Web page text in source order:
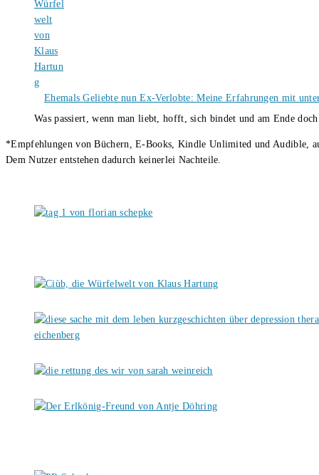
Ehemals Geliebte nun Ex-Verlobte: Meine Erfahrungen mit
Was passiert, wenn man liebt, hofft, sich bindet und am Ende
*Empfehlungen von Büchern, E-Books, Kindle Unlimited und Audible,
Dem Nutzer entstehen dadurch keinerlei Nachteile.